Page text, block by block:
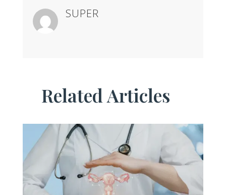
SUPER
Related Articles